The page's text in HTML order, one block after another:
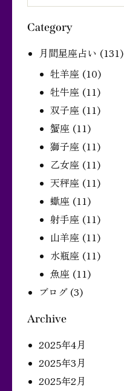
Category
月間星座占い (131)
牡羊座 (10)
牡牛座 (11)
双子座 (11)
蟹座 (11)
獅子座 (11)
乙女座 (11)
天秤座 (11)
蠍座 (11)
射手座 (11)
山羊座 (11)
水瓶座 (11)
魚座 (11)
ブログ (3)
Archive
2025年4月
2025年3月
2025年2月